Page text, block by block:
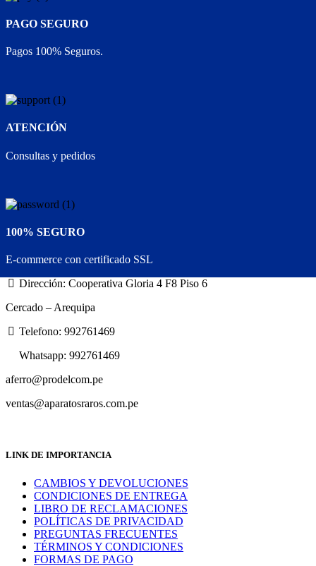
PAGO SEGURO
Pagos 100% Seguros.
ATENCIÓN
Consultas y pedidos
100% SEGURO
E-commerce con certificado SSL
Dirección: Cooperativa Gloria 4 F8 Piso 6
Cercado – Arequipa
Telefono: 992761469
Whatsapp: 992761469
aferro@prodelcom.pe
ventas@aparatosraros.com.pe
LINK DE IMPORTANCIA
CAMBIOS Y DEVOLUCIONES
CONDICIONES DE ENTREGA
LIBRO DE RECLAMACIONES
POLÍTICAS DE PRIVACIDAD
PREGUNTAS FRECUENTES
TÉRMINOS Y CONDICIONES
FORMAS DE PAGO